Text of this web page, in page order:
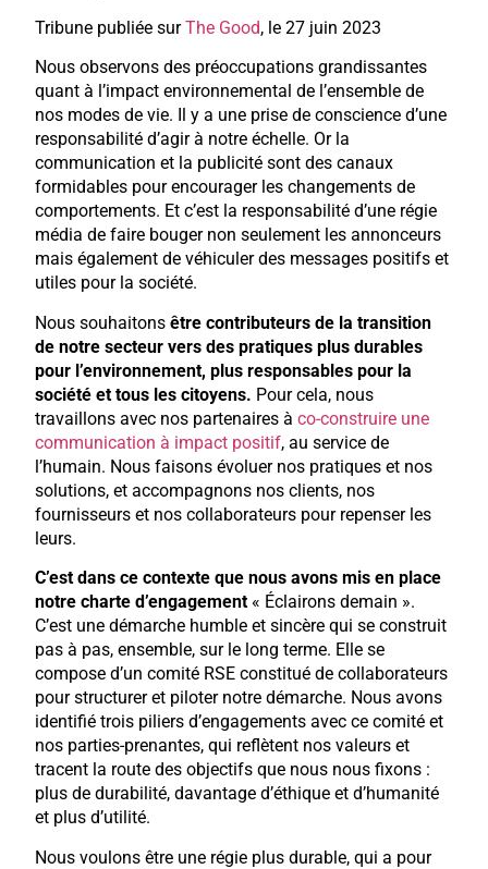
Tribune publiée surThe Good, le 27 juin 2023
Nous observons des préoccupations grandissantes
quant à l’impact environnemental de l’ensemble de
nos modes de vie. Il y a une prise de conscience d’une
responsabilité d’agir à notre échelle. Or la
communication et la publicité sont des canaux
formidables pour encourager les changements de
comportements. Et c’est la responsabilité d’une régie
média de faire bouger non seulement les annonceurs
mais également de véhiculer des messages positifs et
utiles pour la société.
Nous souhaitonsêtre contributeurs de la transition
de notre secteur vers des pratiques plus durables
pour l’environnement, plus responsables pour la
société et tous les citoyens. Pour cela, nous
travaillons avec nos partenaires àco-construire une
communication à impact positif, au service de
l’humain. Nous faisons évoluer nos pratiques et nos
solutions, et accompagnons nos clients, nos
fournisseurs et nos collaborateurs pour repenser les
leurs.
C’est dans ce contexte que nous avons mis en place
notre charte d’engagement « Éclairons demain ».
C’est une démarche humble et sincère qui se construit
pas à pas, ensemble, sur le long terme. Elle se
compose d’un comité RSE constitué de collaborateurs
pour structurer et piloter notre démarche. Nous avons
identifié trois piliers d’engagements avec ce comité et
nos parties-prenantes, qui reflètent nos valeurs et
tracent la route des objectifs que nous nous fixons :
plus de durabilité, davantage d’éthique et d’humanité
et plus d’utilité.
Nous voulons être une régie plus durable, qui a pour